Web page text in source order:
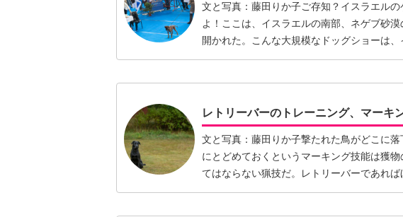
文と写真：藤田りか子ご存知？イスラエル
よ！ここは、イスラエルの南部、ネゲブ砂
開かれた。こんな大規模なドッグショーは
【続きを読む】
レトリーバーのトレーニング、マーキ
文と写真：藤田りか子撃たれた鳥がどこに
にとどめておくというマーキング技能は獲
てはならない猟技だ。レトリーバーであれ
シカに…【続きを読む】